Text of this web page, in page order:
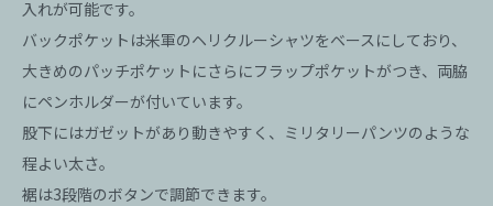
入れが可能です。
バックポケットは米軍のヘリクルーシャツをベースにしており、
大きめのパッチポケットにさらにフラップポケットがつき、両脇
にペンホルダーが付いています。
股下にはガゼットがあり動きやすく、ミリタリーパンツのような
程よい太さ。
裾は3段階のボタンで調節できます。